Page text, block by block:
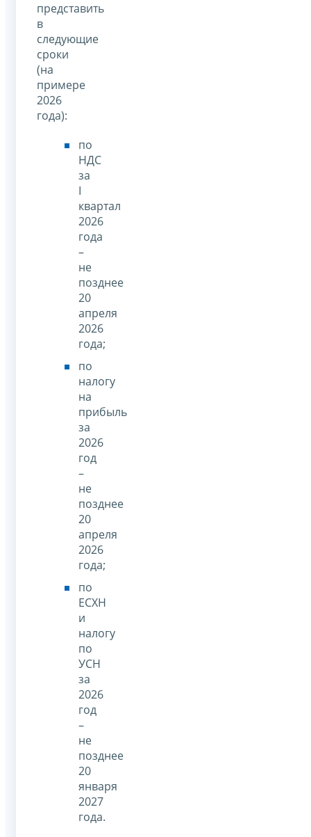
представить
в
следующие
сроки
(на
примере
2026
года):
по
НДС
за
I
квартал
2026
года
–
не
позднее
20
апреля
2026
года;
по
налогу
на
прибыль
за
2026
год
–
не
позднее
20
апреля
2026
года;
по
ЕСХН
и
налогу
по
УСН
за
2026
год
–
не
позднее
20
января
2027
года.